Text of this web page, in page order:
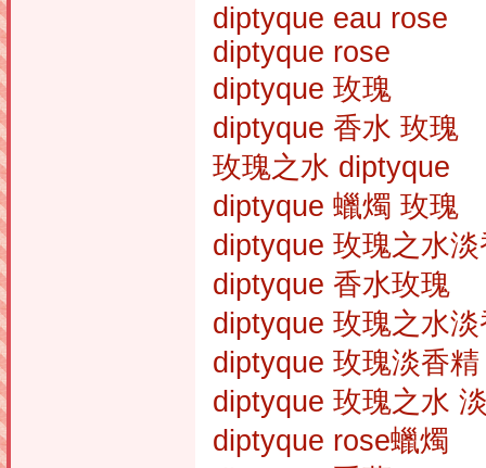
diptyque eau rose
diptyque rose
diptyque 玫瑰
diptyque 香水 玫瑰
玫瑰之水 diptyque
diptyque 蠟燭 玫瑰
diptyque 玫瑰之水
diptyque 香水玫瑰
diptyque 玫瑰之水
diptyque 玫瑰淡香精
diptyque 玫瑰之水
diptyque rose蠟燭